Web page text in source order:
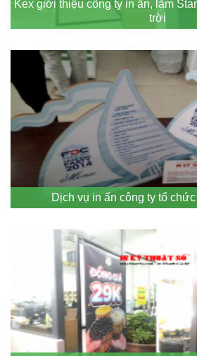
Kex giới thiệu công ty in ấn, làm
trời
Dịch vụ in ấn công ty tổ